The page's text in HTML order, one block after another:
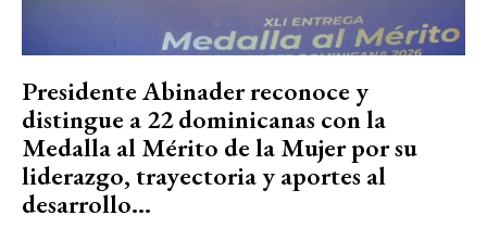
Presidente Abinader reconoce y
distingue a 22 dominicanas con la
Medalla al Mérito de la Mujer por su
liderazgo, trayectoria y aportes al
desarrollo...